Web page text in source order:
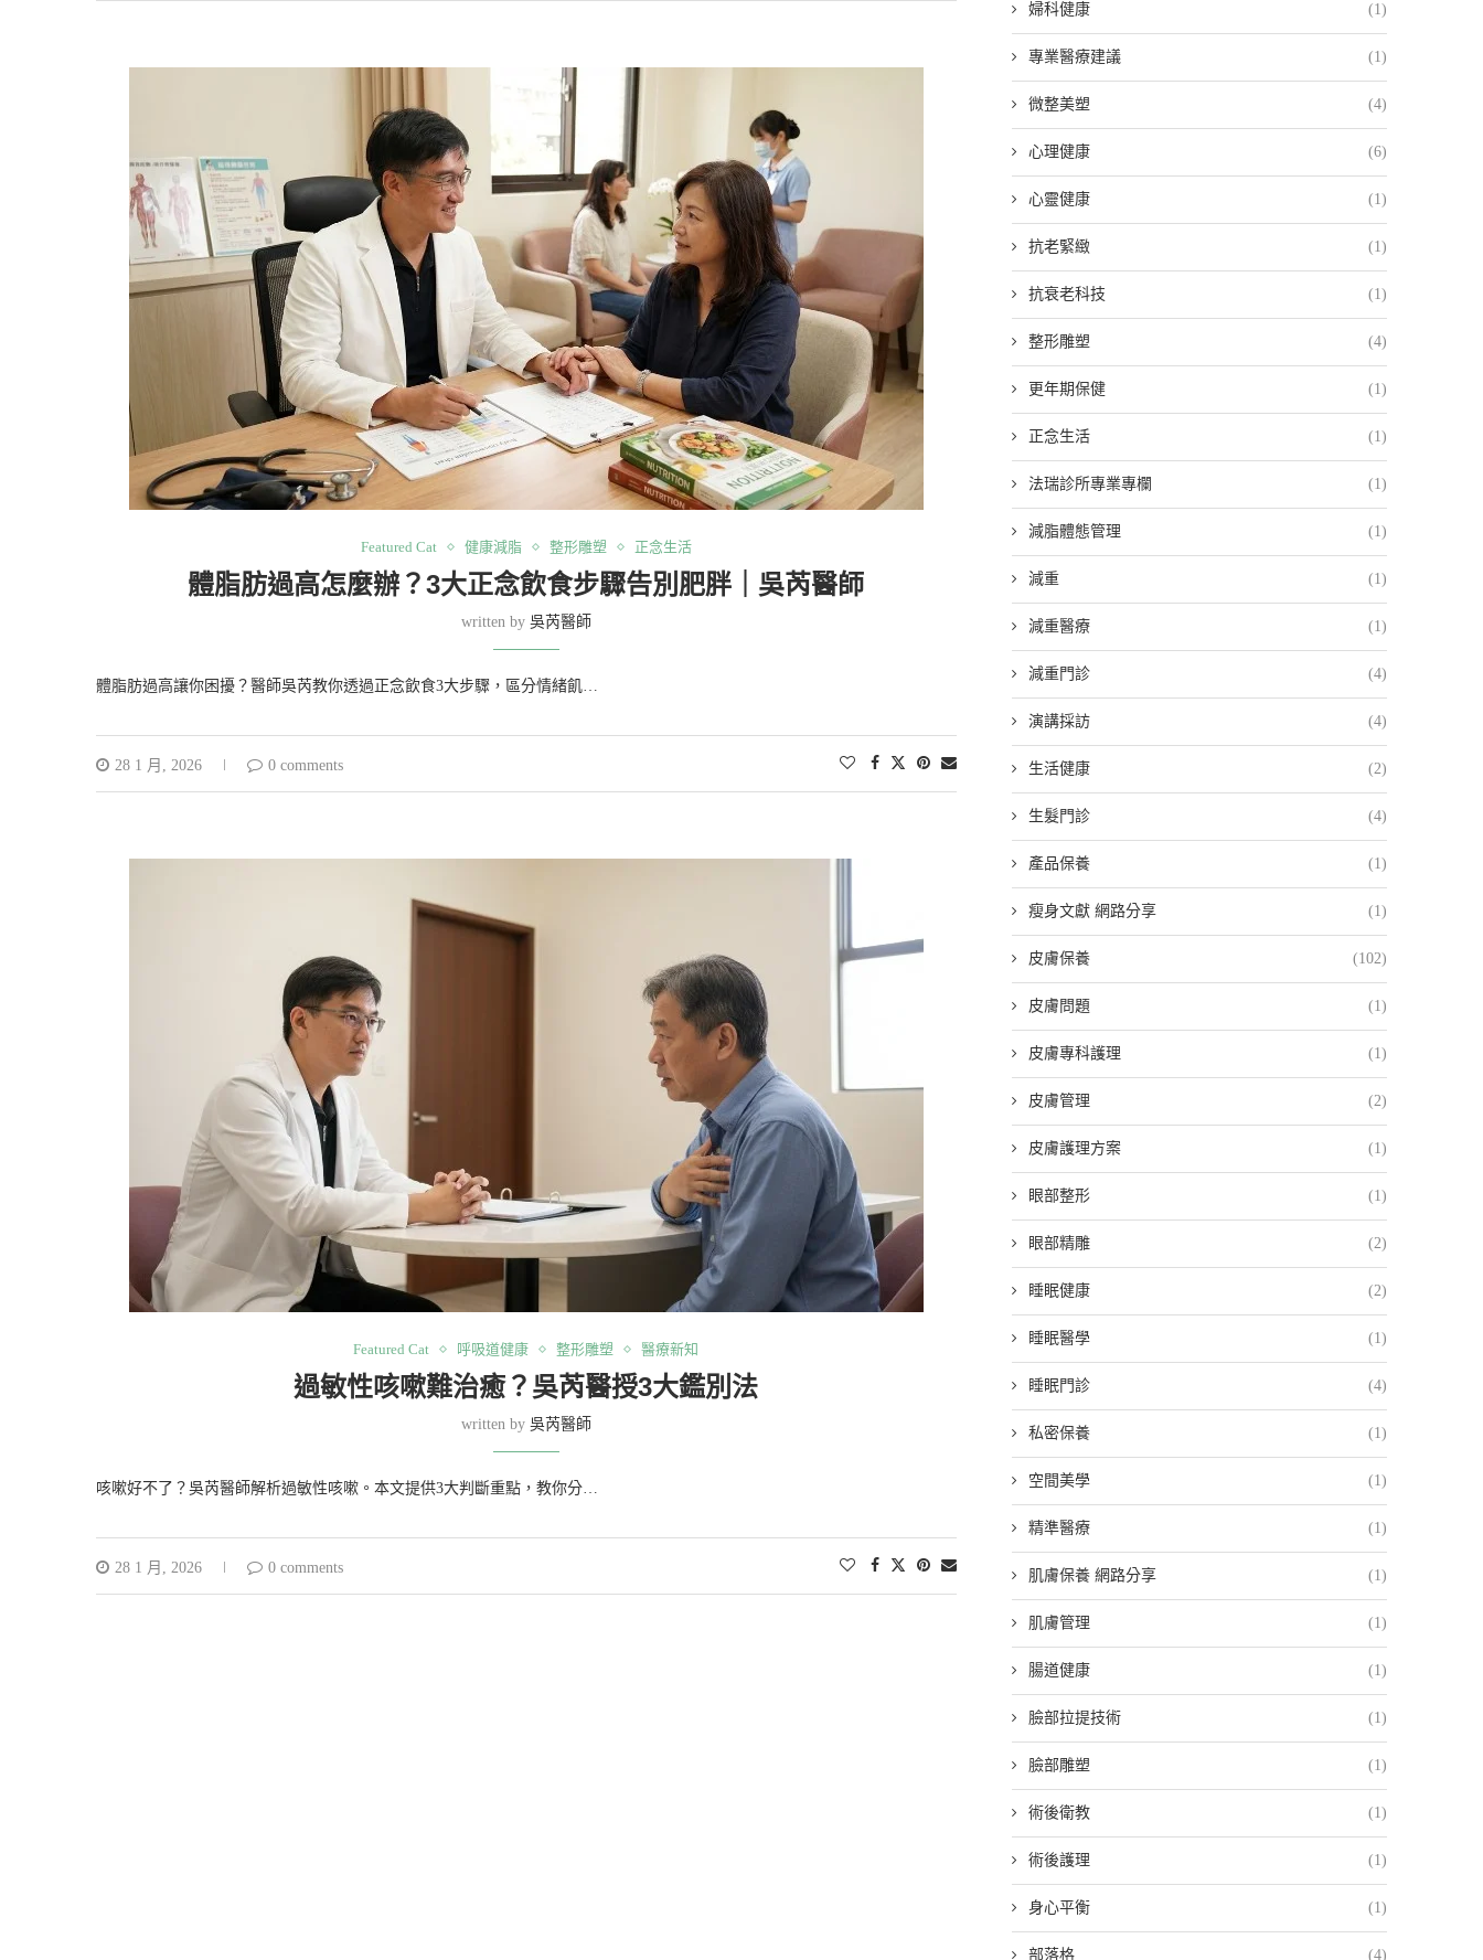
Featured Cat 健康減脂 整形雕塑 正念生活
體脂肪過高怎麼辦？3大正念飲食步驟告別肥胖｜吳芮醫師
written by 吳芮醫師
體脂肪過高讓你困擾？醫師吳芮教你透過正念飲食3大步驟，區分情緒飢…
28 1 月, 2026 0 comments
Featured Cat 呼吸道健康 整形雕塑 醫療新知
過敏性咳嗽難治癒？吳芮醫授3大鑑別法
written by 吳芮醫師
咳嗽好不了？吳芮醫師解析過敏性咳嗽。本文提供3大判斷重點，教你分…
28 1 月, 2026 0 comments
婦科健康 (1)
專業醫療建議 (1)
微整美塑 (4)
心理健康 (6)
心靈健康 (1)
抗老緊緻 (1)
抗衰老科技 (1)
整形雕塑 (4)
更年期保健 (1)
正念生活 (1)
法瑞診所專業專欄 (1)
減脂體態管理 (1)
減重 (1)
減重醫療 (1)
減重門診 (4)
演講採訪 (4)
生活健康 (2)
生髮門診 (4)
產品保養 (1)
瘦身文獻 網路分享 (1)
皮膚保養 (102)
皮膚問題 (1)
皮膚專科護理 (1)
皮膚管理 (2)
皮膚護理方案 (1)
眼部整形 (1)
眼部精雕 (2)
睡眠健康 (2)
睡眠醫學 (1)
睡眠門診 (4)
私密保養 (1)
空間美學 (1)
精準醫療 (1)
肌膚保養 網路分享 (1)
肌膚管理 (1)
腸道健康 (1)
臉部拉提技術 (1)
臉部雕塑 (1)
術後衛教 (1)
術後護理 (1)
身心平衡 (1)
部落格 (4)